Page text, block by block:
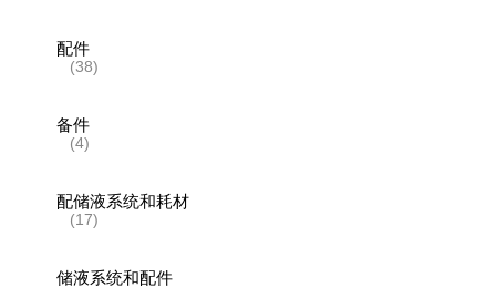
配件
(38)
备件
(4)
配储液系统和耗材
(17)
储液系统和配件